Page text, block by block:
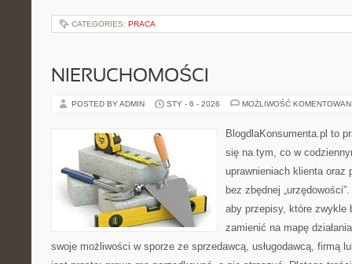
CATEGORIES: PRACA
NIERUCHOMOŚCI
POSTED BY ADMIN STY - 6 - 2026 MOŻLIWOŚĆ
BlogdlaKonsumenta.pl to
się na tym, co w
uprawnieniach klienta oraz
bez zbędnej
aby przepisy, które zwykle
zamienić na mapę
swoje możliwości w sporze ze sprzedawcą, usługodawcą, firmą